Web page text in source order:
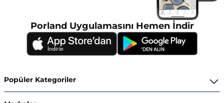
Porland Uygulamasını Hemen İndir
Popüler Kategoriler